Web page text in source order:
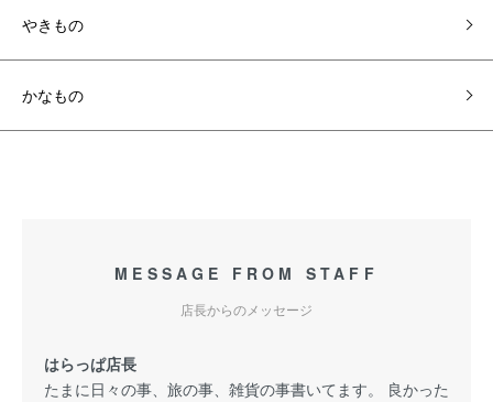
やきもの
かなもの
MESSAGE FROM STAFF
店長からのメッセージ
はらっぱ店長
たまに日々の事、旅の事、雑貨の事書いてます。 良かった